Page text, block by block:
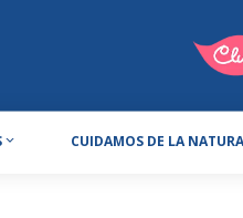
CUIDAMOS DE LA